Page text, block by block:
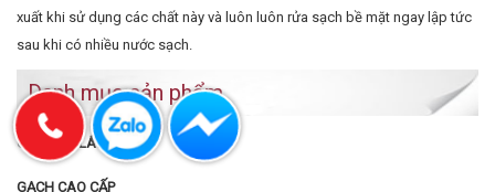
xuất khi sử dụng các chất này và luôn luôn rửa sạch bề mặt ngay lập tức
sau khi có nhiều nước sạch.
Danh mục sản phẩm
GẠCH ỐP LÁT
GẠCH CAO CẤP